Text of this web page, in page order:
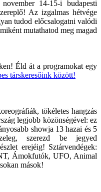
14-15-i budapesti
Az izgalmas hétvége
tudod előcsalogatni valódi
mutathatod meg magad
Éld át a programokat egy
társkeresőink között!
tökéletes hangzás
legjobb közönségével: ez
showja 13 hazai és 5
szerezd be jegyed
erejéig! Sztárvendégek:
Ámokfutók, UFO, Animal
mások!